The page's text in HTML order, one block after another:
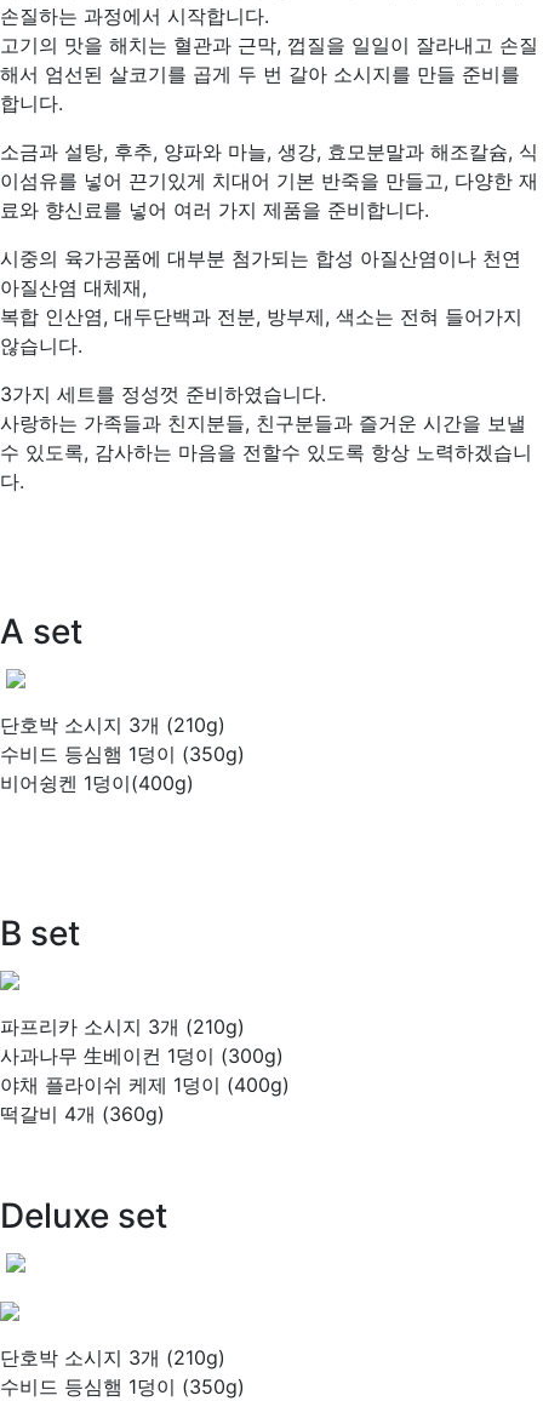
손질하는 과정에서 시작합니다.
고기의 맛을 해치는 혈관과 근막, 껍질을 일일이 잘라내고 손질
해서 엄선된 살코기를 곱게 두 번 갈아 소시지를 만들 준비를
합니다.
소금과 설탕, 후추, 양파와 마늘, 생강, 효모분말과 해조칼슘, 식
이섬유를 넣어 끈기있게 치대어 기본 반죽을 만들고, 다양한 재
료와 향신료를 넣어 여러 가지 제품을 준비합니다.
시중의 육가공품에 대부분 첨가되는 합성 아질산염이나 천연
아질산염 대체재,
복합 인산염, 대두단백과 전분, 방부제, 색소는 전혀 들어가지
않습니다.
3가지 세트를 정성껏 준비하였습니다.
사랑하는 가족들과 친지분들, 친구분들과 즐거운 시간을 보낼
수 있도록, 감사하는 마음을 전할수 있도록 항상 노력하겠습니
다.
A set
단호박 소시지 3개 (210g)
수비드 등심햄 1덩이 (350g)
비어슁켄 1덩이(400g)
B set
파프리카 소시지 3개 (210g)
사과나무 生베이컨 1덩이 (300g)
야채 플라이쉬 케제 1덩이 (400g)
떡갈비 4개 (360g)
Deluxe set
단호박 소시지 3개 (210g)
수비드 등심햄 1덩이 (350g)